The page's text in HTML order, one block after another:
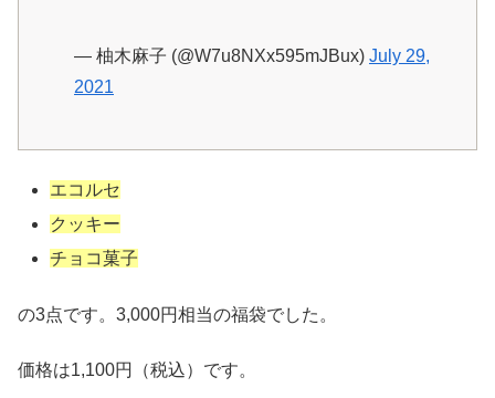
— 柚木麻子 (@W7u8NXx595mJBux) July 29,
2021
エコルセ
クッキー
チョコ菓子
の3点です。3,000円相当の福袋でした。
価格は1,100円（税込）です。